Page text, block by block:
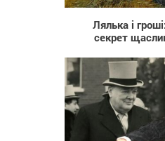
Лялька і
секрет